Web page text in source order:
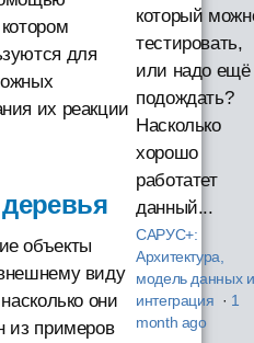
для
их реакции
объекты
виду
они
из примеров
который
тестировать,
или надо ещё
подождать?
Насколько
хорошо
работатет
данный...
САРУС+:
Архитектура,
модель данных и
интеграция · 1
month ago